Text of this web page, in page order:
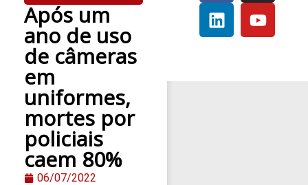
Após um
ano de uso
de câmeras
em
uniformes,
mortes por
policiais
caem 80%
06/07/2022